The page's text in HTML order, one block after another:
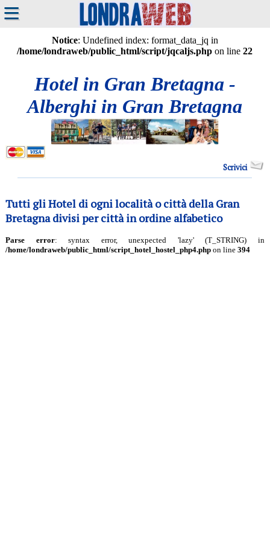
≡
Notice: Undefined index: format_data_jq in
/home/londraweb/public_html/script/jqcaljs.php on line22
Hotel in Gran Bretagna -
Alberghi in Gran Bretagna
Scrivici
Tutti gli Hotel di ogni località o città della Gran
Bretagna divisi per città in ordine alfabetico
Parse error: syntax error, unexpected 'lazy' (T_STRING) in
/home/londraweb/public_html/script_hotel_hostel_php4.phpon line 394